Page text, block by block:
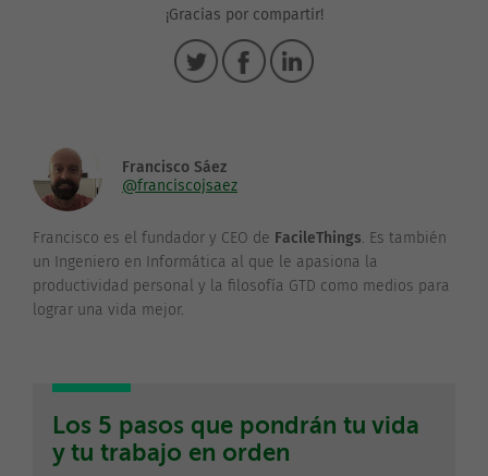
¡Gracias por compartir!
Francisco Sáez
@franciscojsaez
Francisco es el fundador y CEO de FacileThings. Es también
un Ingeniero en Informática al que le apasiona la
productividad personal y la filosofía GTD como medios para
lograr una vida mejor.
Los 5 pasos que pondrán tu vida
y tu trabajo en orden